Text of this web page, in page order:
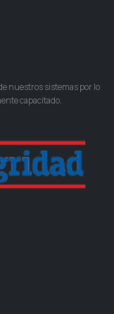
nuestros sistemas por lo
capacitado.